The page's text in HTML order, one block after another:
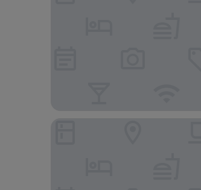
Residence Inn by Marriott La Quinta